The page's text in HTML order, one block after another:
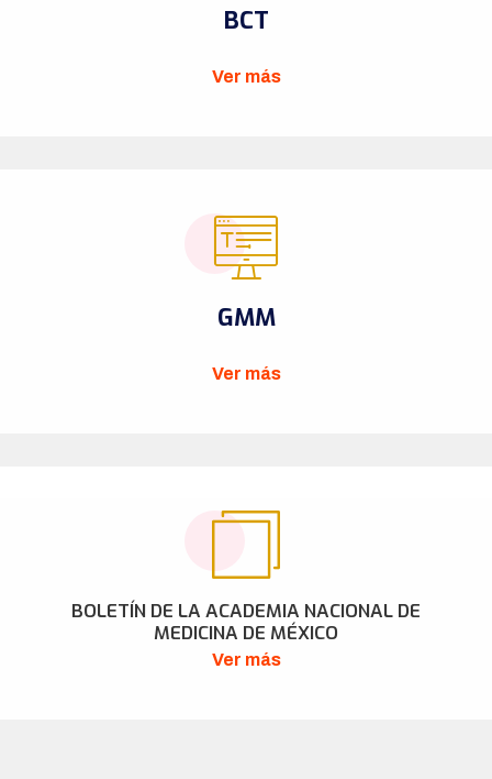
BCT
Ver más
GMM
Ver más
BOLETÍN DE LA ACADEMIA NACIONAL DE
MEDICINA DE MÉXICO
Ver más